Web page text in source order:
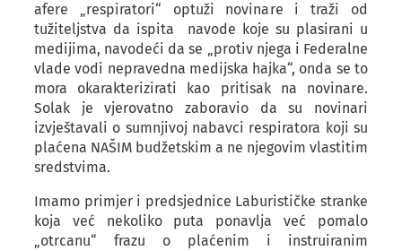
afere „respiratori“ optuži novinare i traži od
tužiteljstva da ispita navode koje su plasirani u
medijima, navodeći da se „protiv njega i Federalne
vlade vodi nepravedna medijska hajka“, onda se to
mora okarakterizirati kao pritisak na novinare.
Solak je vjerovatno zaboravio da su novinari
izvještavali o sumnjivoj nabavci respiratora koji su
plaćena NAŠIM budžetskim a ne njegovim vlastitim
sredstvima.
Imamo primjer i predsjednice Laburističke stranke
koja već nekoliko puta ponavlja već pomalo
„otrcanu“ frazu o plaćenim i instruiranim